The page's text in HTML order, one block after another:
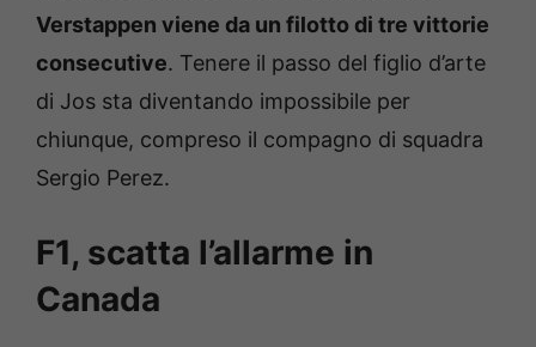
Verstappen viene da un filotto di tre vittorie
consecutive. Tenere il passo del figlio d’arte
di Jos sta diventando impossibile per
chiunque, compreso il compagno di squadra
Sergio Perez.
F1, scatta l’allarme in
Canada